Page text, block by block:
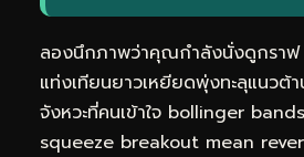
ลองนึกภาพว่าคุณกำลังนั่งดูกราฟ
แท่งเทียนยาวเหยียดพุ่งทะลุแนว
จังหวะที่คนเข้าใจ bollinger
squeeze breakout mean